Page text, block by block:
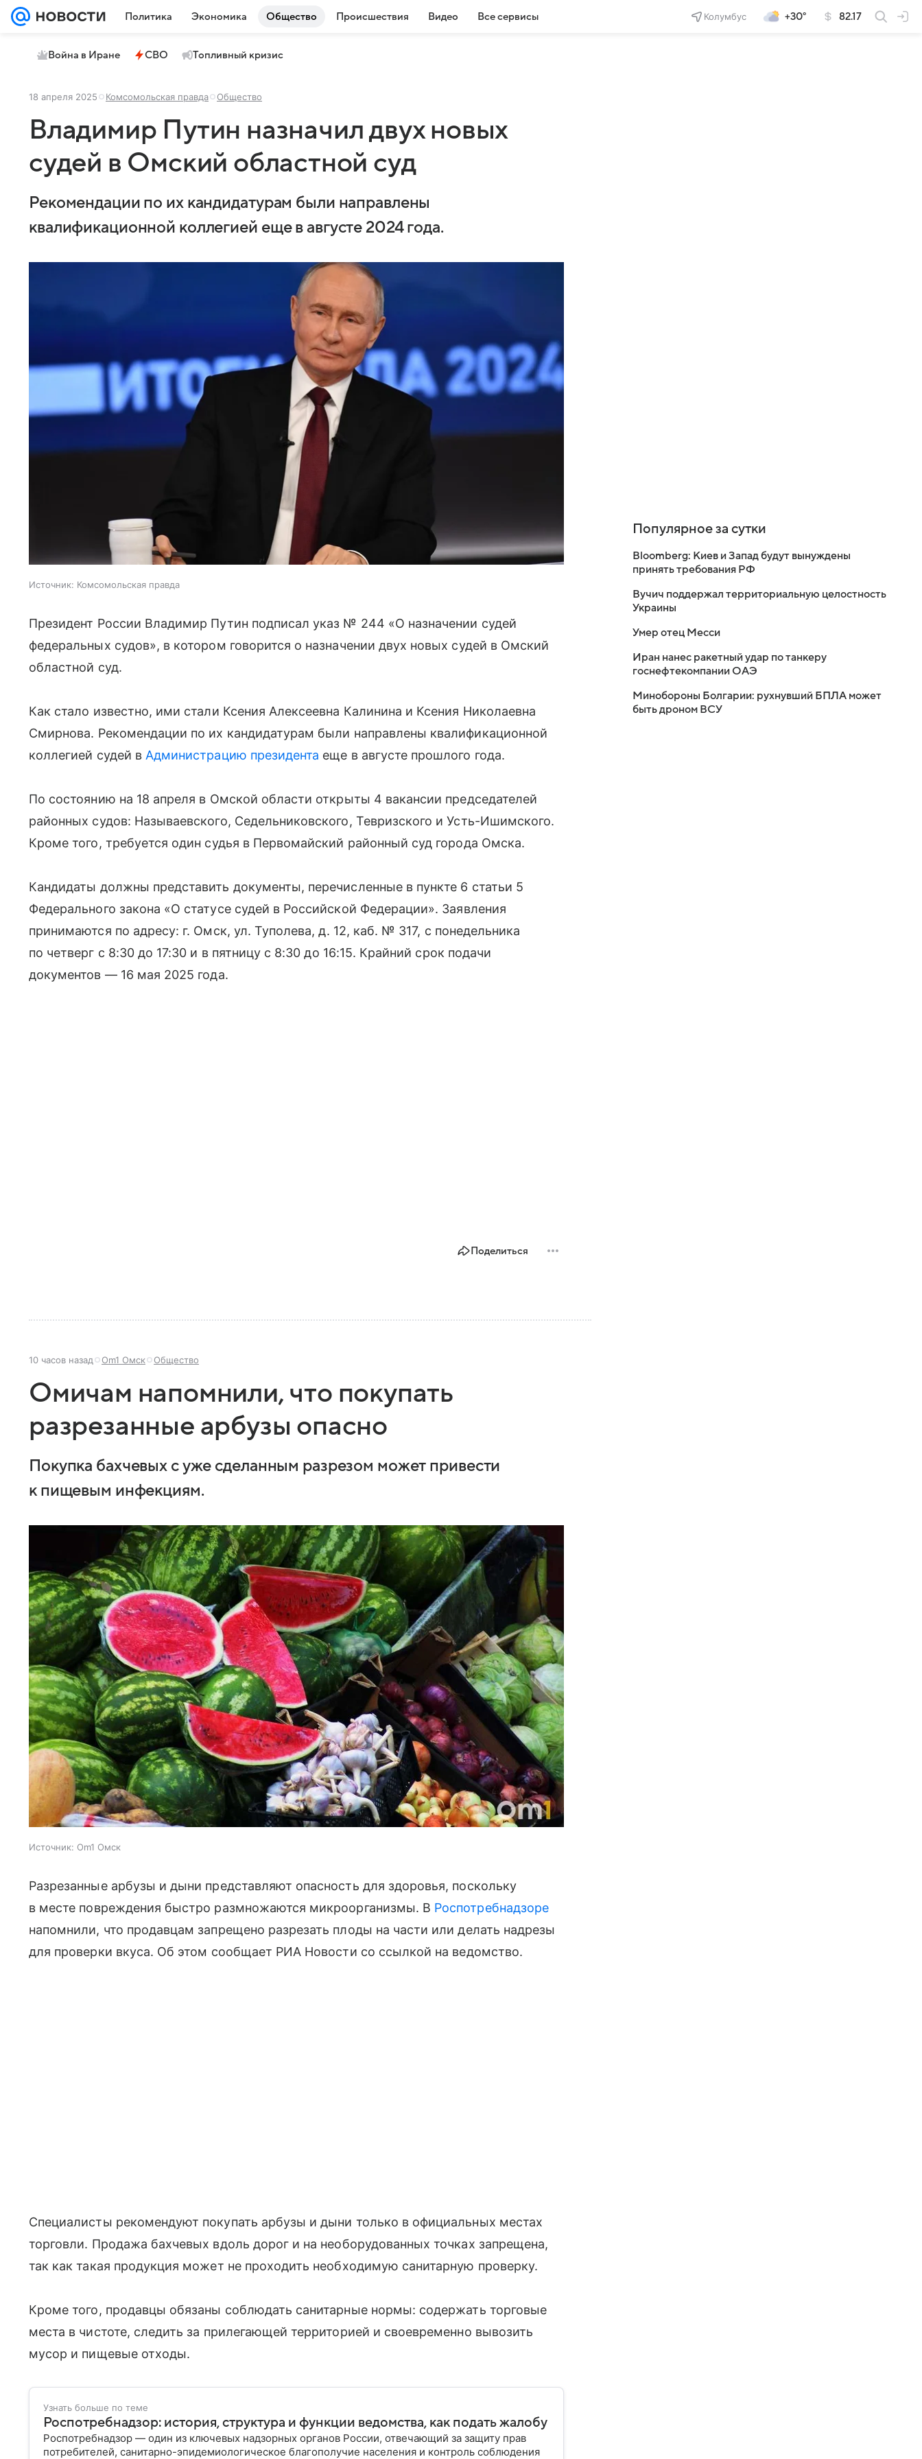
Политика Экономика Общество Происшествия Видео Все сервисы Колумбус +30° 82.17
Война в Иране СВО Топливный кризис
18 апреля 2025 Комсомольская правда Общество
Владимир Путин назначил двух новых
судей в Омский областной суд
Рекомендации по их кандидатурам были направлены
квалификационной коллегией еще в августе 2024 года.
Источник: Комсомольская правда
Президент России Владимир Путин подписал указ № 244 «О назначении судей
федеральных судов», в котором говорится о назначении двух новых судей в Омский
областной суд.
Как стало известно, ими стали Ксения Алексеевна Калинина и Ксения Николаевна
Смирнова. Рекомендации по их кандидатурам были направлены квалификационной
коллегией судей в Администрацию президента еще в августе прошлого года.
По состоянию на 18 апреля в Омской области открыты 4 вакансии председателей
районных судов: Называевского, Седельниковского, Тевризского и Усть-Ишимского.
Кроме того, требуется один судья в Первомайский районный суд города Омска.
Кандидаты должны представить документы, перечисленные в пункте 6 статьи 5
Федерального закона «О статусе судей в Российской Федерации». Заявления
принимаются по адресу: г. Омск, ул. Туполева, д. 12, каб. № 317, с понедельника
по четверг с 8:30 до 17:30 и в пятницу с 8:30 до 16:15. Крайний срок подачи
документов — 16 мая 2025 года.
Поделиться
10 часов назад Om1 Омск Общество
Омичам напомнили, что покупать
разрезанные арбузы опасно
Покупка бахчевых с уже сделанным разрезом может привести
к пищевым инфекциям.
Источник: Om1 Омск
Разрезанные арбузы и дыни представляют опасность для здоровья, поскольку
в месте повреждения быстро размножаются микроорганизмы. В Роспотребнадзоре
напомнили, что продавцам запрещено разрезать плоды на части или делать надрезы
для проверки вкуса. Об этом сообщает РИА Новости со ссылкой на ведомство.
Специалисты рекомендуют покупать арбузы и дыни только в официальных местах
торговли. Продажа бахчевых вдоль дорог и на необорудованных точках запрещена,
так как такая продукция может не проходить необходимую санитарную проверку.
Кроме того, продавцы обязаны соблюдать санитарные нормы: содержать торговые
места в чистоте, следить за прилегающей территорией и своевременно вывозить
мусор и пищевые отходы.
Узнать больше по теме
Роспотребнадзор: история, структура и функции ведомства, как подать жалобу
Роспотребнадзор — один из ключевых надзорных органов России, отвечающий за защиту прав
потребителей, санитарно-эпидемиологическое благополучие населения и контроль соблюдения
Популярное за сутки
Bloomberg: Киев и Запад будут вынуждены
принять требования РФ
Вучич поддержал территориальную целостность
Украины
Умер отец Месси
Иран нанес ракетный удар по танкеру
госнефтекомпании ОАЭ
Минобороны Болгарии: рухнувший БПЛА может
быть дроном ВСУ